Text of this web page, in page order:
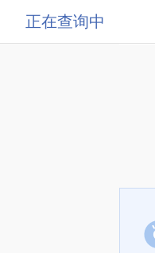
正在查询中